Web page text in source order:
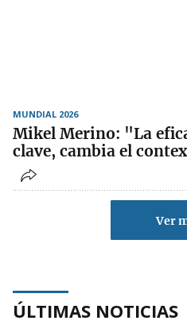
MUNDIAL 2026
Mikel Merino: "La
clave, cambia el
Ver
ÚLTIMAS NOTICIAS